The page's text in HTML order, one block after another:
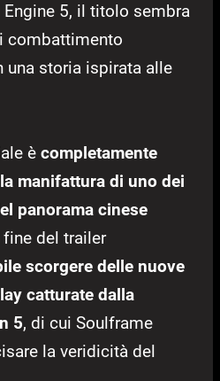
5, il titolo sembra
combattimento
una storia ispirata alle
è completamente
manifattura di uno dei
panorama cinese
fine del trailer
scorgere delle nuove
catturate dalla
5, di cui Soulframe
la veridicità del